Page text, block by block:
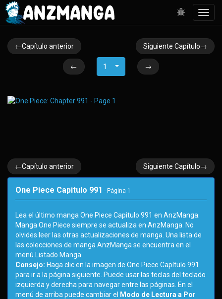
←Capítulo anterior Siguiente Capítulo→
← 1 →
←Capítulo anterior Siguiente Capítulo→
One Piece Capitulo 991 - Página 1
Lea el último manga One Piece Capitulo 991 en AnzManga.
Manga One Piece siempre se actualiza en AnzManga. No
olvides leer las otras actualizaciones de manga. Una lista de
las colecciones de manga AnzManga se encuentra en el
menú Listado Manga.
Consejo: Haga clic en la imagen de One Piece Capítulo 991
para ir a la página siguiente. Puede usar las teclas del teclado
izquierda y derecha para navegar entre las páginas. En el
menú de arriba puede cambiar el
Modo de Lectura a Por